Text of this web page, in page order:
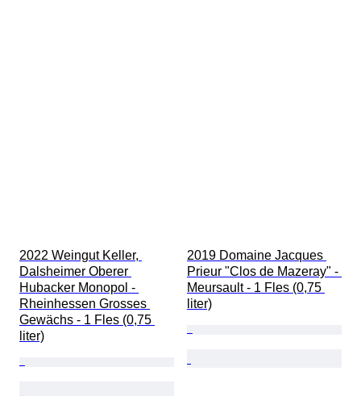
2022 Weingut Keller,
Dalsheimer Oberer
Hubacker Monopol -
Rheinhessen Grosses
Gewächs - 1 Fles (0,75
liter)
2019 Domaine Jacques
Prieur "Clos de Mazeray" -
Meursault - 1 Fles (0,75
liter)